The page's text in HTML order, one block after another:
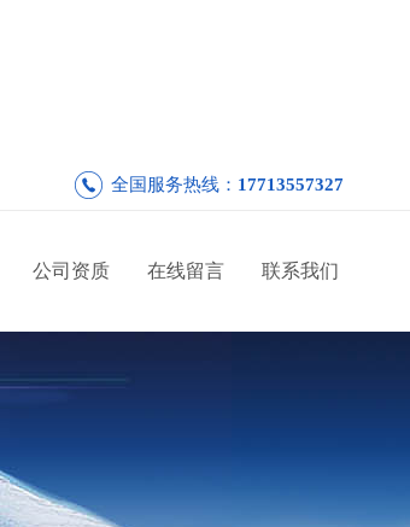
全国服务热线： 17713557327
公司资质 在线留言 联系我们